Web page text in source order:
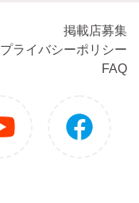
掲載店募集
プライバシーポリシー
FAQ